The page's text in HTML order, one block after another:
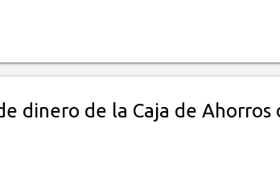
dinero de la Caja de Ahorros